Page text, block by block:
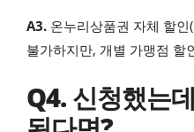
A3. 온누리상품권 자체 할
불가하지만, 개별 가맹점 할
Q4. 신청했는